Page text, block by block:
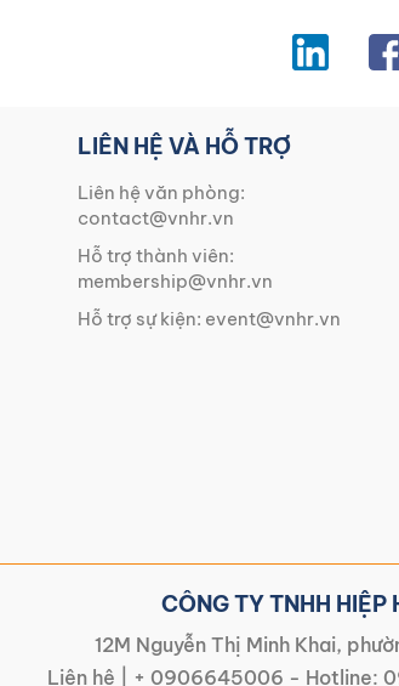
LIÊN HỆ VÀ HỖ TRỢ
Liên hệ văn phòng:
contact@vnhr.vn
Hỗ trợ thành viên:
membership@vnhr.vn
Hỗ trợ sự kiện: event@vnhr.vn
CÔNG TY TNHH HIỆP
12M Nguyễn Thị Minh Khai,
Liên hệ |
+ 0906645006 - Hotline: